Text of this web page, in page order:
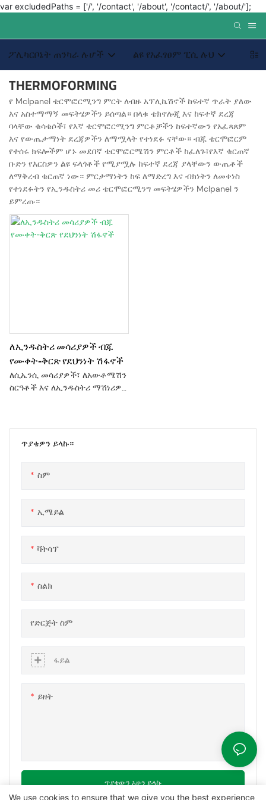
var excludedPaths = ['/', '/contact', '/about', '/contact/', '/about/'];
ፖሊካርቦኔት ጠንካራ ሉሆች ልዩ የአፈፃፀም ፒሲ ሉህ ብጁ
THERMOFORMING
የ Mclpanel ቴርሞፎርሚንግ ምርት ለብዙ አፕሊኬሽኖች ከፍተኛ ጥራት ያለው
እና አስተማማኝ መፍትሄዎችን ይሰጣል። በላቁ ቴክኖሎጂ እና ከፍተኛ ደረጃ
ባላቸው ቁሳቁሶች፣ የእኛ ቴርሞፎርሚንግ ምርቶቻችን ከፍተኛውን የአፈጻጸም
እና የውጤታማነት ደረጃዎችን ለማሟላት የተነደፉ ናቸው። ብጁ ቴርሞፎርም
የተሰሩ ክፍሎችም ሆኑ መደበኛ ቴርሞፎርሜሽን ምርቶች ከፈለጉ፣የእኛ ቁርጠኛ
ቡድን የእርስዎን ልዩ ፍላጎቶች የሚያሟሉ ከፍተኛ ደረጃ ያላቸውን ውጤቶች
ለማቅረብ ቁርጠኛ ነው። ምርታማነትን ከፍ ለማድረግ እና ብክነትን ለመቀነስ
የተነደፉትን የኢንዱስትሪ መሪ ቴርሞፎርሚንግ መፍትሄዎችን Mclpanel ን
ይምረጡ።
ጥያቄዎን ይላኩ።
ስም
ኢሜይል
ቫትሳፕ
ስልክ
የድርጅት ስም
ፋይል
ይዘት
ጥያቄውን አሁን ይላኩ
ለኢንዱስትሪ መሳሪያዎች ብጁ
የሙቀት-ቅርጽ የደህንነት ሽፋኖች
ለሲኤንሲ መሳሪያዎች፣ ለአውቶሜሽን
ስርዓቶች እና ለኢንዱስትሪ ማሽነሪዎች
በማጣመር እነዚህ የመከላከያ
የስራ ቦታ ደህንነትን በማሻሻል ደህንነቱ
We use cookies to ensure that we give you the best experience